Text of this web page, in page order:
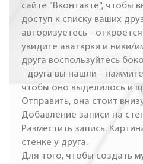
сайте "Вконтакте", чтобы
доступ к списку ваших
авторизуетесь -
увидите аваткрки и ники/
друга воспользуйтесь
- друга вы нашли -
чтобы оно выделилось и
Отправить, она стоит
Добавление записи на
Разместить запись.
стенке у друга.
Для того, чтобы создать